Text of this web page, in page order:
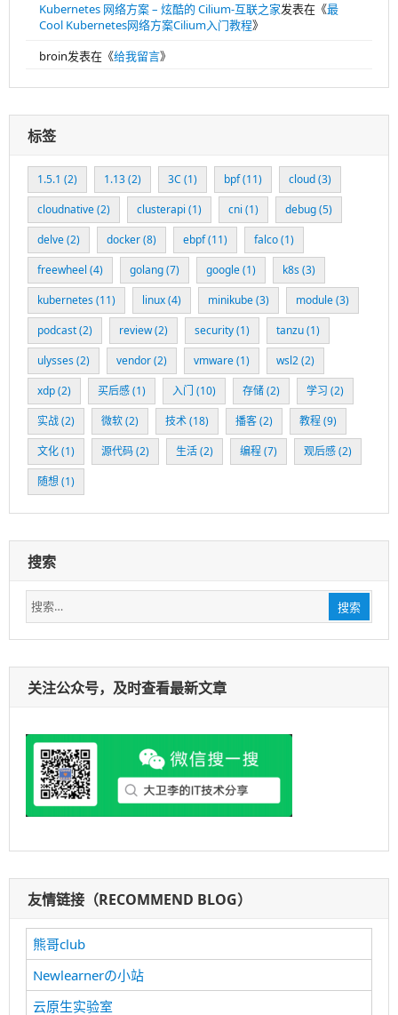
Kubernetes 网络方案 – 炫酷的 Cilium-互联之家发表在《最
Cool Kubernetes网络方案Cilium入门教程》
broin发表在《给我留言》
标签
1.5.1 (2) 1.13(2) 3C (1) bpf(11) cloud(3)
cloudnative(2) clusterapi (1) cni (1) debug(5)
delve(2) docker(8) ebpf(11) falco(1)
freewheel (4) golang(7) google(1) k8s(3)
kubernetes(11) linux(4) minikube(3) module(3)
podcast(2) review(2) security(1) tanzu(1)
ulysses(2) vendor(2) vmware(1) wsl2(2)
xdp(2) 买后感(1) 入门 (10) 存储(2) 学习 (2)
实战(2) 微软(2) 技术(18) 播客(2) 教程(9)
文化(1) 源代码(2) 生活(2) 编程(7) 观后感(2)
随想(1)
搜索
搜
索：
搜索
关注公众号，及时查看最新文章
友情链接（RECOMMEND BLOG）
熊哥club
Newlearnerの小站
云原生实验室